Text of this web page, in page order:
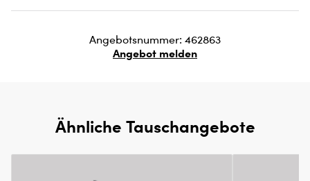
Angebotsnummer: 462863
Angebot melden
Ähnliche Tauschangebote